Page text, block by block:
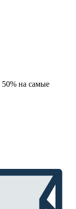
на самые